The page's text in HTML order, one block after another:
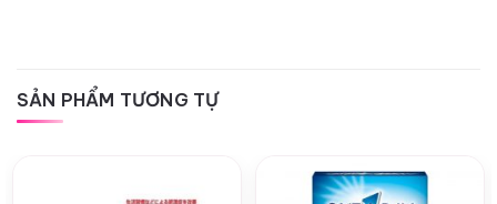
SẢN PHẨM TƯƠNG TỰ